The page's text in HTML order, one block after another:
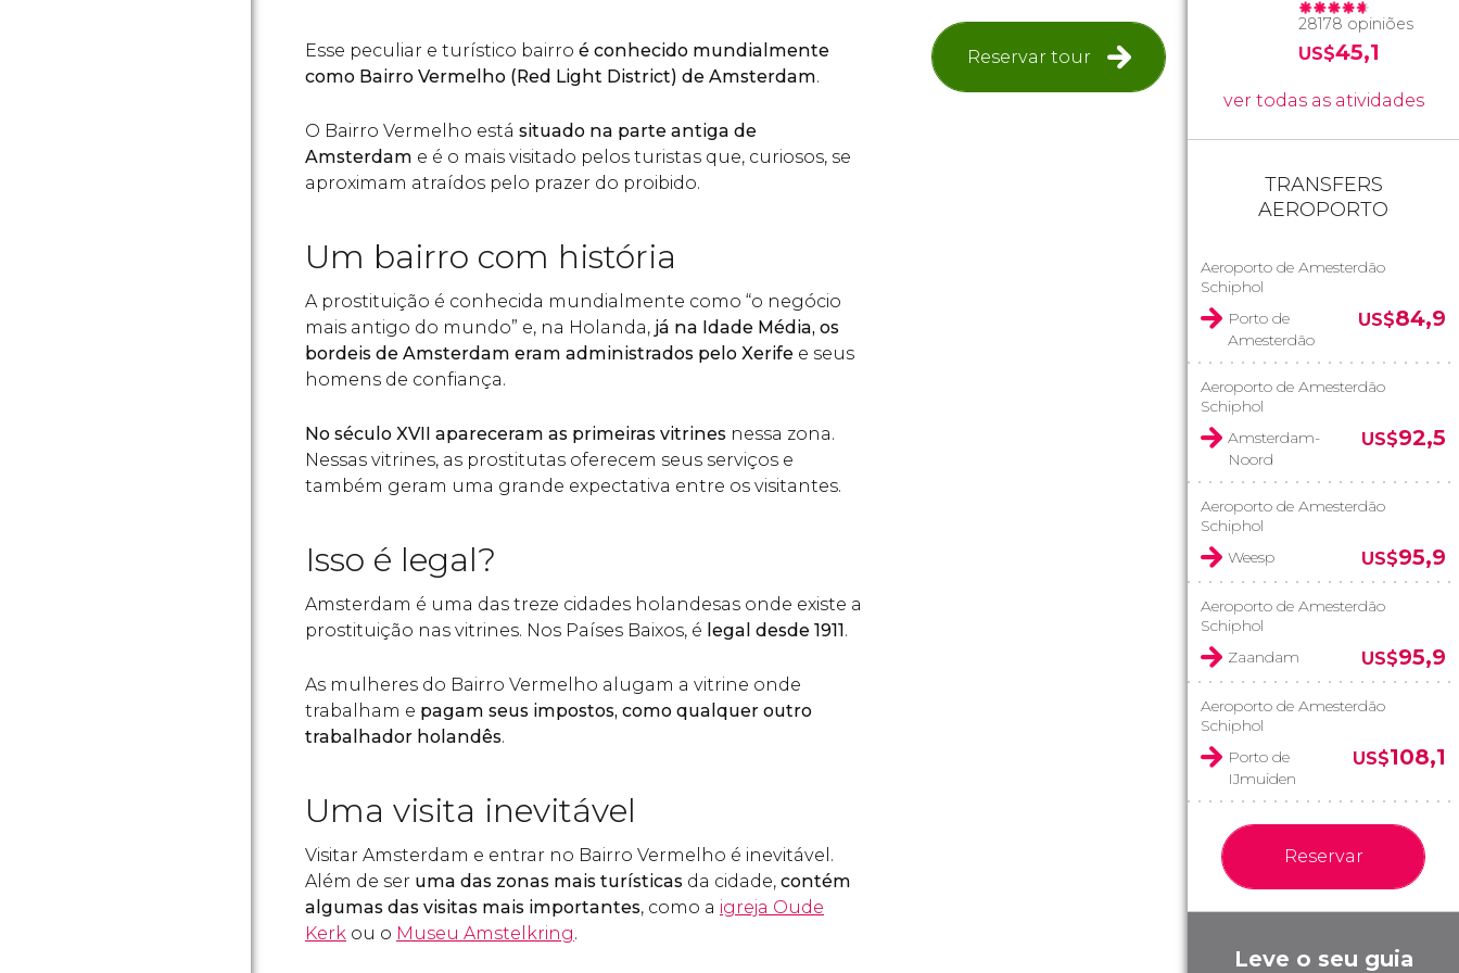
Reservar tour
Esse peculiar e turístico bairro é conhecido mundialmente
como Bairro Vermelho (Red Light District) de Amsterdam.
O Bairro Vermelho está situado na parte antiga de
Amsterdam e é o mais visitado pelos turistas que, curiosos, se
aproximam atraídos pelo prazer do proibido.
Um bairro com história
A prostituição é conhecida mundialmente como “o negócio
mais antigo do mundo” e, na Holanda, já na Idade Média, os
bordeis de Amsterdam eram administrados pelo Xerife e seus
homens de confiança.
No século XVII apareceram as primeiras vitrines nessa zona.
Nessas vitrines, as prostitutas oferecem seus serviços e
também geram uma grande expectativa entre os visitantes.
Isso é legal?
Amsterdam é uma das treze cidades holandesas onde existe a
prostituição nas vitrines. Nos Países Baixos, é legal desde 1911.
As mulheres do Bairro Vermelho alugam a vitrine onde
trabalham e pagam seus impostos, como qualquer outro
trabalhador holandês.
Uma visita inevitável
Visitar Amsterdam e entrar no Bairro Vermelho é inevitável.
Além de ser uma das zonas mais turísticas da cidade, contém
algumas das visitas mais importantes, como a igreja Oude
Kerk ou o Museu Amstelkring.
28178 opiniões
US$45,1
ver todas as atividades
TRANSFERS
AEROPORTO
Aeroporto de Amesterdão
Schiphol
Porto de
Amesterdão
US$84,9
Aeroporto de Amesterdão
Schiphol
Amsterdam-
Noord
US$92,5
Aeroporto de Amesterdão
Schiphol
Weesp
US$95,9
Aeroporto de Amesterdão
Schiphol
Zaandam
US$95,9
Aeroporto de Amesterdão
Schiphol
Porto de
IJmuiden
US$108,1
Reservar
Leve o seu guia